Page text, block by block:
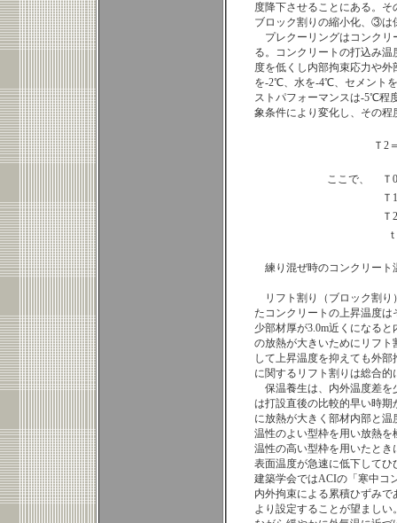
度降下させることにある。
ブロック割りの縮小化、③は
プレクーリングはコンク
る。コンクリートの打込み
度を低くし内部拘束応力や
を-2℃、水を-4℃、セメント
ストパフォーマンスは-5℃程
象条件により変化し、その
Ｔ2
ここで、
Ｔ
Ｔ
Ｔ
練り混ぜ時のコンクリー
リフト割り（ブロック割
たコンクリートの上昇温度
少部材厚が3.0m近くになる
の放熱が大きいためにリフ
して上昇温度を抑えても外
に関するリフト割りは総合
保温養生は、内外温度差
は打設直後の比較的早い時
に放熱が大きく部材内部と
温性のよい型枠を用い放熱
温性の高い型枠を用いたと
表面温度が急速に低下して
建築学会ではACIの「寒中コ
内外拘束による累積ひずみ
より設定することが望まし